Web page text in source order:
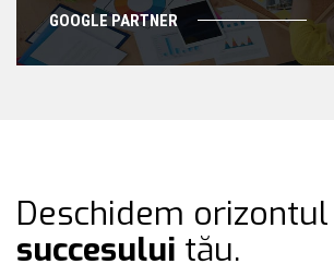
GOOGLE PARTNER
Deschidem orizontul
succesului tău.